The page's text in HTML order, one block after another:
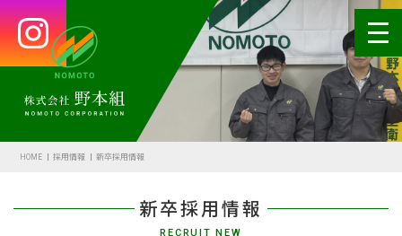
新卒採用情報
RECRUIT NEW
HOME 採用情報 新卒採用情報
HOME
代表あいさつ
会社概要・沿革